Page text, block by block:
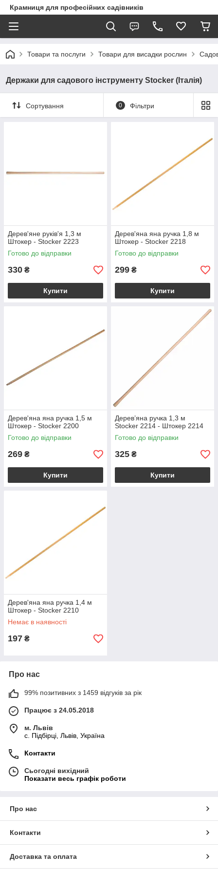
Крамниця для професійних садівників
Товари та послуги Товари для висадки рослин
Держаки для садового інструменту Stocker (Італія)
Сортування 0 Фільтри
Дерев'яне руків'я 1,3 м
Штокер - Stocker 2223
Готово до відправки
330 ₴
Купити
Дерев'яна яна ручка 1,8 м
Штокер - Stocker 2218
Готово до відправки
299 ₴
Купити
Дерев'яна яна ручка 1,5 м
Штокер - Stocker 2200
Готово до відправки
269 ₴
Купити
Дерев’яна ручка 1,3 м
Stocker 2214 - Штокер 2214
Готово до відправки
325 ₴
Купити
Дерев'яна яна ручка 1,4 м
Штокер - Stocker 2210
Немає в наявності
197 ₴
Про нас
99% позитивних з 1459 відгуків за рік
Працює з 24.05.2018
м. Львів
c. Підбірці, Львів, Україна
Контакти
Сьогодні вихідний
Показати весь графік роботи
Про нас
Контакти
Доставка та оплата